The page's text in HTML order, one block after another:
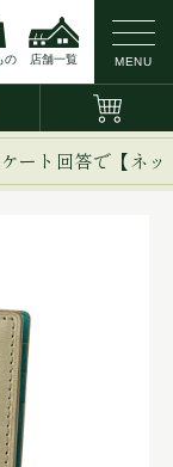
の 店舗一覧 MENU
ート回答で【ネ